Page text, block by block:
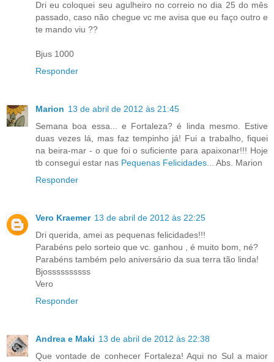
Dri eu coloquei seu agulheiro no correio no dia 25 do mês
passado, caso não chegue vc me avisa que eu faço outro e
te mando viu ??
Bjus 1000
Responder
Marion 13 de abril de 2012 às 21:45
Semana boa essa... e Fortaleza? é linda mesmo. Estive
duas vezes lá, mas faz tempinho já! Fui a trabalho, fiquei
na beira-mar - o que foi o suficiente para apaixonar!!! Hoje
tb consegui estar nas Pequenas Felicidades... Abs. Marion
Responder
Vero Kraemer 13 de abril de 2012 às 22:25
Dri querida, amei as pequenas felicidades!!!
Parabéns pelo sorteio que vc. ganhou , é muito bom, né?
Parabéns também pelo aniversário da sua terra tão linda!
Bjossssssssss
Vero
Responder
Andrea e Maki 13 de abril de 2012 às 22:38
Que vontade de conhecer Fortaleza! Aqui no Sul a maior